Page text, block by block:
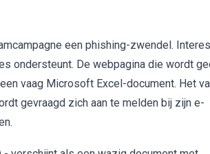
een phishing-zwendel.
ondersteunt. De webpagina die wordt
vaag Microsoft Excel-document. Het
gevraagd zich aan te melden bij zijn e-